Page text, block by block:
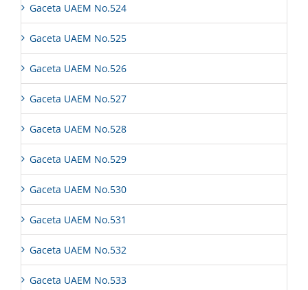
Gaceta UAEM No.524
Gaceta UAEM No.525
Gaceta UAEM No.526
Gaceta UAEM No.527
Gaceta UAEM No.528
Gaceta UAEM No.529
Gaceta UAEM No.530
Gaceta UAEM No.531
Gaceta UAEM No.532
Gaceta UAEM No.533